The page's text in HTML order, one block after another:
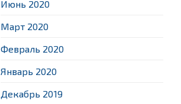
Июнь 2020
Март 2020
Февраль 2020
Январь 2020
Декабрь 2019